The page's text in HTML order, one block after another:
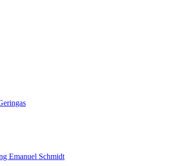
Emanuel Schmidt